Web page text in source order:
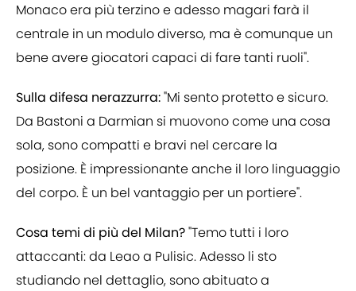
Monaco era più terzino e adesso magari farà il
centrale in un modulo diverso, ma è comunque un
bene avere giocatori capaci di fare tanti ruoli".
Sulla difesa nerazzurra:"Mi sento protetto e sicuro.
Da Bastoni a Darmian si muovono come una cosa
sola, sono compatti e bravi nel cercare la
posizione. È impressionante anche il loro linguaggio
del corpo. È un bel vantaggio per un portiere".
Cosa temi di più del Milan?"Temo tutti i loro
attaccanti: da Leao a Pulisic. Adesso li sto
studiando nel dettaglio, sono abituato a